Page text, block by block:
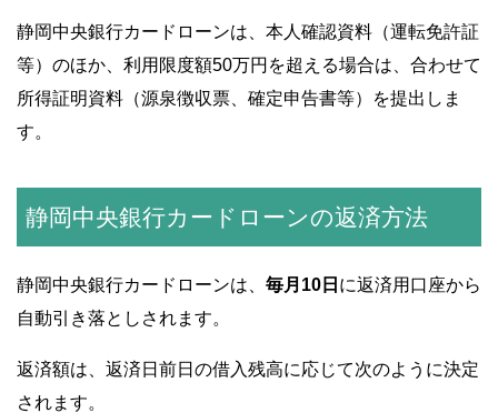
静岡中央銀行カードローンは、本人確認資料（運転免許証
等）のほか、利用限度額50万円を超える場合は、合わせて
所得証明資料（源泉徴収票、確定申告書等）を提出しま
す。
静岡中央銀行カードローンの返済方法
静岡中央銀行カードローンは、 毎月10日 に返済用口座から
自動引き落としされます。
返済額は、返済日前日の借入残高に応じて次のように決定
されます。